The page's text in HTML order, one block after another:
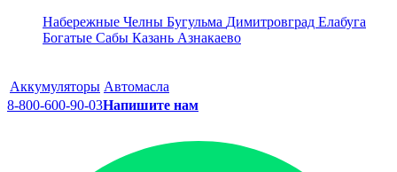
Набережные Челны Бугульма Димитровград Елабуга
Богатые Сабы Казань Азнакаево
Аккумуляторы Автомасла
8-800-600-90-03Напишите нам